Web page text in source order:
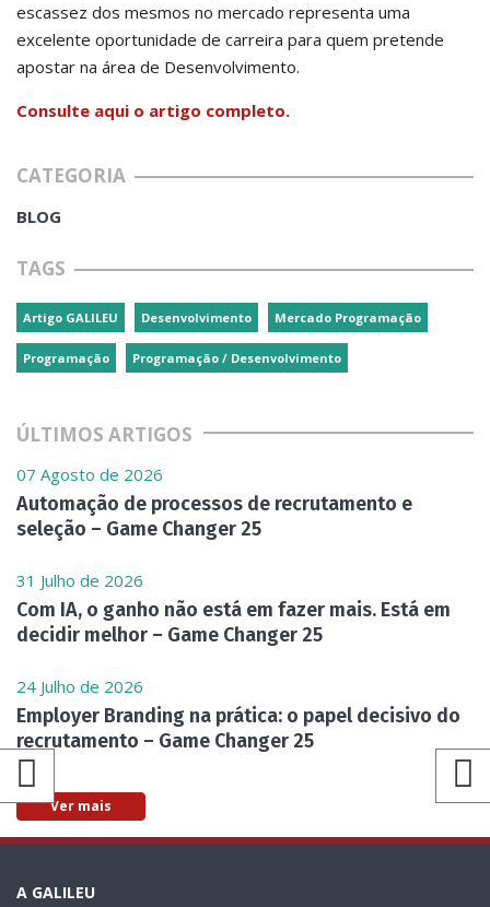
escassez dos mesmos no mercado representa uma
excelente oportunidade de carreira para quem pretende
apostar na área de Desenvolvimento.
Consulte aqui o artigo completo.
CATEGORIA
BLOG
TAGS
Artigo GALILEU Desenvolvimento Mercado Programação
Programação Programação / Desenvolvimento
ÚLTIMOS ARTIGOS
07 Agosto de 2026
Automação de processos de recrutamento e
seleção – Game Changer 25
31 Julho de 2026
Com IA, o ganho não está em fazer mais. Está em
decidir melhor – Game Changer 25
24 Julho de 2026
Employer Branding na prática: o papel decisivo do
recrutamento – Game Changer 25
Ver mais
A GALILEU